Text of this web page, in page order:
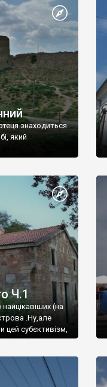
знаходиться
який
Ч.1
(на
.Ну,але
цей субєктивізм,